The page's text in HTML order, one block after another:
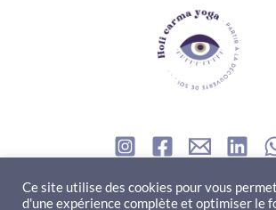
Contact
Ce site utilise des cookies pour vous
d'une expérience complète et optimiser le